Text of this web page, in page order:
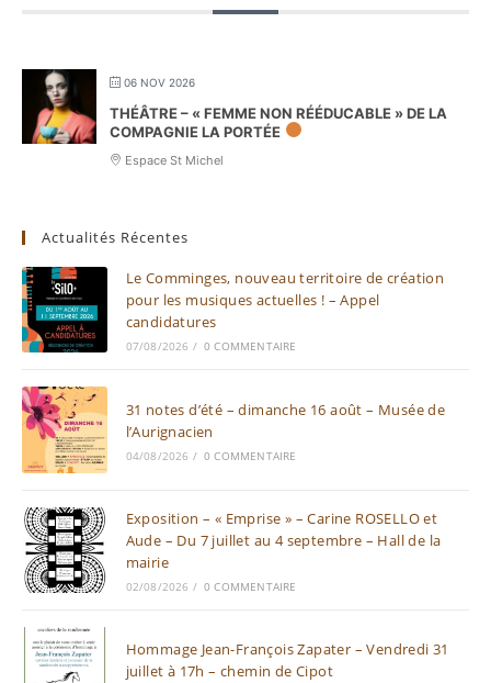
06 NOV 2026
THÉÂTRE – « FEMME NON RÉÉDUCABLE » DE LA
COMPAGNIE LA PORTÉE
Espace St Michel
Actualités Récentes
Le Comminges, nouveau territoire de création
pour les musiques actuelles ! – Appel
candidatures
07/08/2026 / 0 COMMENTAIRE
31 notes d’été – dimanche 16 août – Musée de
l’Aurignacien
04/08/2026 / 0 COMMENTAIRE
Exposition – « Emprise » – Carine ROSELLO et
Aude – Du 7 juillet au 4 septembre – Hall de la
mairie
02/08/2026 / 0 COMMENTAIRE
Hommage Jean-François Zapater – Vendredi 31
juillet à 17h – chemin de Cipot